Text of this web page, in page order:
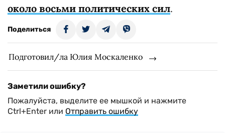
около восьми политических сил.
Поделиться
Подготовил/ла Юлия Москаленко
Заметили ошибку?
Пожалуйста, выделите ее мышкой и нажмите
Ctrl+Enter или Отправить ошибку